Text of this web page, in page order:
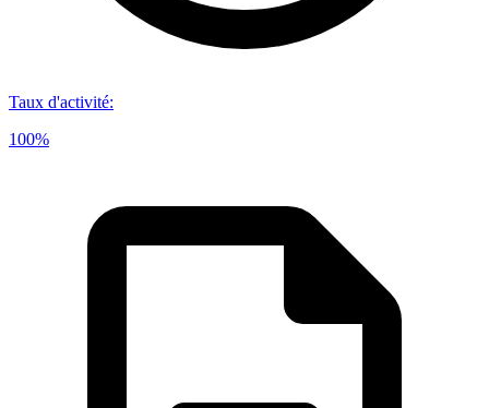
Taux d'activité:
100%